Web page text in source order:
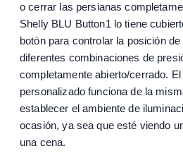
o cerrar las persianas
Shelly BLU Button1 lo tiene
botón para controlar la posición
diferentes combinaciones de
completamente abierto/cerrado.
personalizado funciona de la
establecer el ambiente de
ocasión, ya sea que esté viendo
una cena.